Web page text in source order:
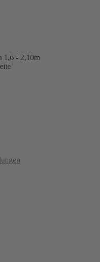
1,6 - 2,10m